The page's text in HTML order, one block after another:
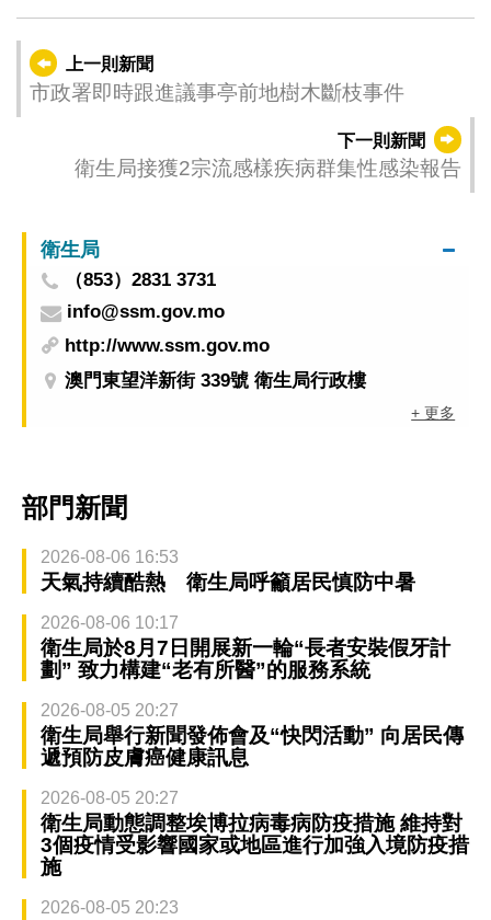
上一則新聞
市政署即時跟進議事亭前地樹木斷枝事件
下一則新聞
衛生局接獲2宗流感樣疾病群集性感染報告
衛生局
（853）2831 3731
info@ssm.gov.mo
http://www.ssm.gov.mo
澳門東望洋新街 339號 衛生局行政樓
+ 更多
部門新聞
2026-08-06 16:53
天氣持續酷熱 衛生局呼籲居民慎防中暑
2026-08-06 10:17
衛生局於8月7日開展新一輪“長者安裝假牙計
劃” 致力構建“老有所醫”的服務系統
2026-08-05 20:27
衛生局舉行新聞發佈會及“快閃活動” 向居民傳
遞預防皮膚癌健康訊息
2026-08-05 20:27
衛生局動態調整埃博拉病毒病防疫措施 維持對
3個疫情受影響國家或地區進行加強入境防疫措
施
2026-08-05 20:23